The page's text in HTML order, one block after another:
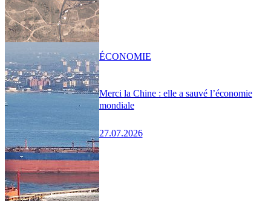
Merci la Chine : elle a sauvé l’économie
mondiale
27.07.2026
ÉCONOMIE